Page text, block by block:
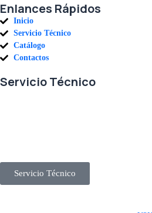
Enlances Rápidos
Inicio
Servicio Técnico
Catálogo
Contactos
Servicio Técnico
Servicio Técnico